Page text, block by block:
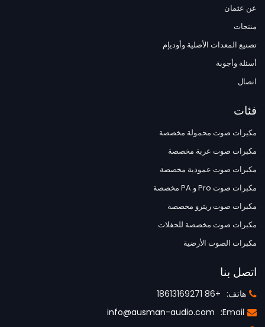
عن عثمان
منتجات
تصنيع المعدات الأصلية وأوديإم
أسئلة وأجوبة
اتصال
فئات
مكبرات صوت محمولة مخصصة
مكبرات صوت عربة مخصصة
مكبرات صوت عمودية مخصصة
مكبرات صوت Pro و PA مخصصة
مكبرات صوت ريترو مخصصة
مكبرات صوت مخصصة للحفلات
مكبرات الصوت الأرضية
اتصل بنا
هاتف: +86 18613169271
Email:
info@ausman-audio.com